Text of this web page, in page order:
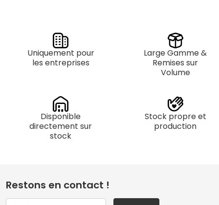
Uniquement pour
les entreprises
Large Gamme &
Remises sur
Volume
Disponible
directement sur
stock
Stock propre et
production
Restons en contact !